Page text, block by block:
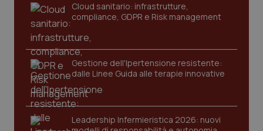
Cloud sanitario: infrastrutture,
compliance, GDPR e Risk management
Gestione dell'Ipertensione resistente:
dalle Linee Guida alle terapie innovative
Leadership Infermieristica 2026: nuovi
CookieScriptConsent